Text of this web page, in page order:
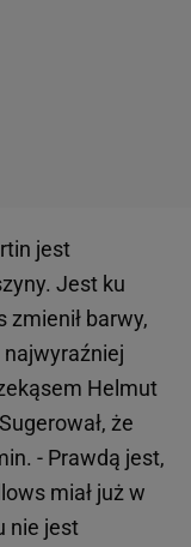
jest
Jest ku
barwy,
Helmut
że
- Prawdą jest,
miał już w
nie jest